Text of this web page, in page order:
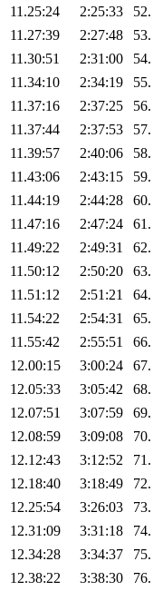
11.25:24
2:25:33 52.
11.27:39
2:27:48 53.
11.30:51
2:31:00 54.
11.34:10
2:34:19 55.
11.37:16
2:37:25 56.
11.37:44
2:37:53 57.
11.39:57
2:40:06 58.
11.43:06
2:43:15 59.
11.44:19
2:44:28 60.
11.47:16
2:47:24 61.
11.49:22
2:49:31 62.
11.50:12
2:50:20 63.
11.51:12
2:51:21 64.
11.54:22
2:54:31 65.
11.55:42
2:55:51 66.
12.00:15
3:00:24 67.
12.05:33
3:05:42 68.
12.07:51
3:07:59 69.
12.08:59
3:09:08 70.
12.12:43
3:12:52 71.
12.18:40
3:18:49 72.
12.25:54
3:26:03 73.
12.31:09
3:31:18 74.
12.34:28
3:34:37 75.
12.38:22
3:38:30 76.